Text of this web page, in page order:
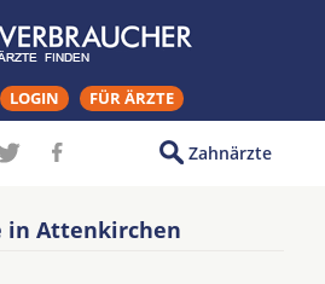
LOGIN FÜR ÄRZTE
Zahnärzte
in Attenkirchen